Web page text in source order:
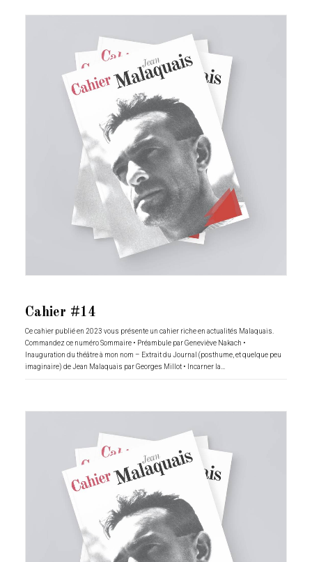
Cahier #14
Ce cahier publié en 2023 vous présente un cahier riche en actualités Malaquais.
Commandez ce numéro Sommaire • Préambule par Geneviève Nakach •
Inauguration du théâtre à mon nom – Extrait du Journal (posthume, et quelque peu
imaginaire) de Jean Malaquais par Georges Millot • Incarner la…